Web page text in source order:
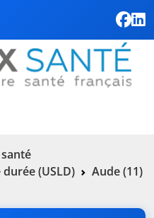
(USLD)
Aude (11)